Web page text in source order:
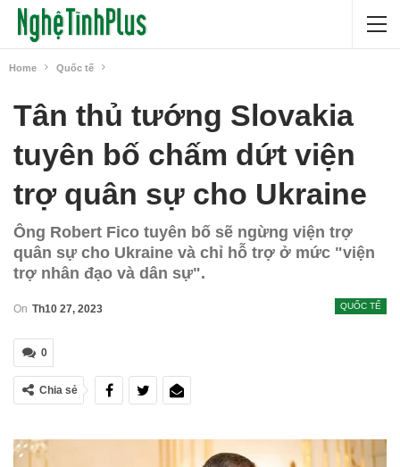
Home Quốc tế
Tân thủ tướng Slovakia
tuyên bố chấm dứt viện
trợ quân sự cho Ukraine
Ông Robert Fico tuyên bố sẽ ngừng viện trợ
quân sự cho Ukraine và chỉ hỗ trợ ở mức "viện
trợ nhân đạo và dân sự".
QUỐC TẾ
On Th10 27, 2023
0
Chia sẻ